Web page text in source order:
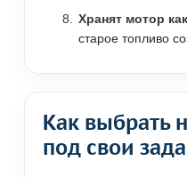
Хранят мотор
старое топливо
Как выбрать
под свои